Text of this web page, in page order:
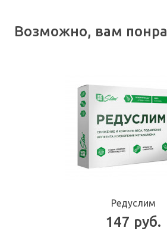
Возможно, вам
Редуслим
147 руб.